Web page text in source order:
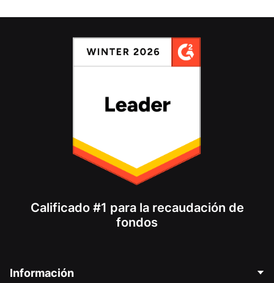
Calificado #1 para la recaudación de
fondos
Información